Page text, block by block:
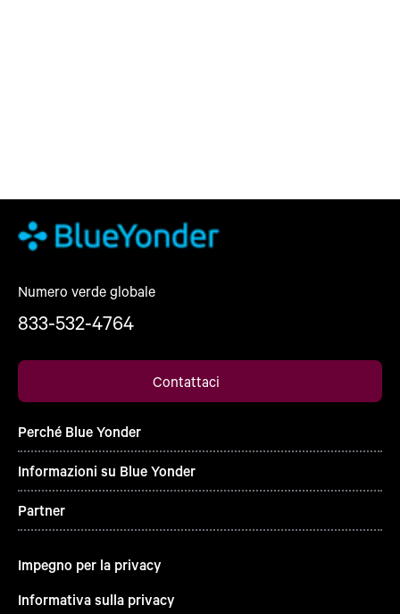
Numero verde globale
833-532-4764
Contattaci
Perché Blue Yonder
Informazioni su Blue Yonder
Partner
Impegno per la privacy
Informativa sulla privacy